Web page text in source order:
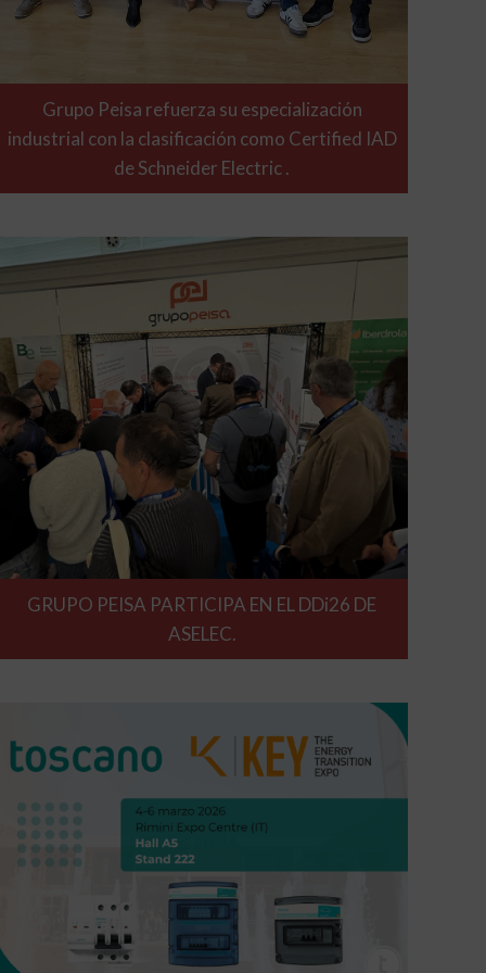
Grupo Peisa refuerza su especialización
industrial con la clasificación como Certified IAD
de Schneider Electric .
GRUPO PEISA PARTICIPA EN EL DDi26 DE
ASELEC.